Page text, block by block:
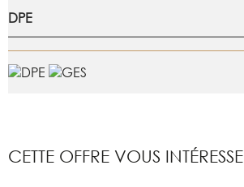
DPE
CETTE OFFRE VOUS INTÉRESSE